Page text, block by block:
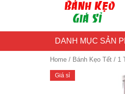
DANH MỤC SẢN
Home / Bánh Kẹo Tết / 1
Giá sỉ